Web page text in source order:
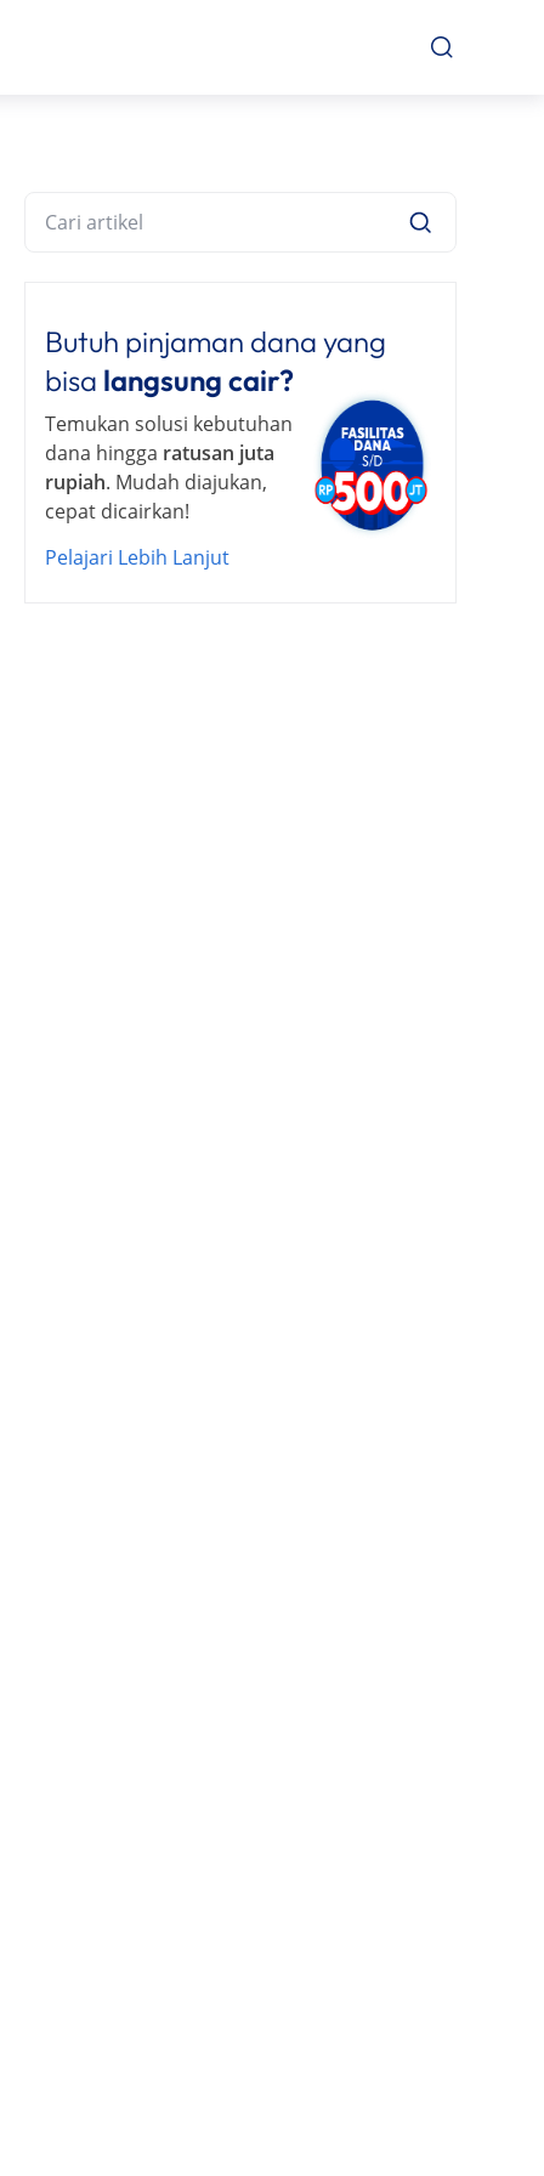
Butuh pinjaman dana yang
bisa langsung cair?
Temukan solusi kebutuhan
dana hingga ratusan juta
rupiah. Mudah diajukan,
cepat dicairkan!
Pelajari Lebih Lanjut